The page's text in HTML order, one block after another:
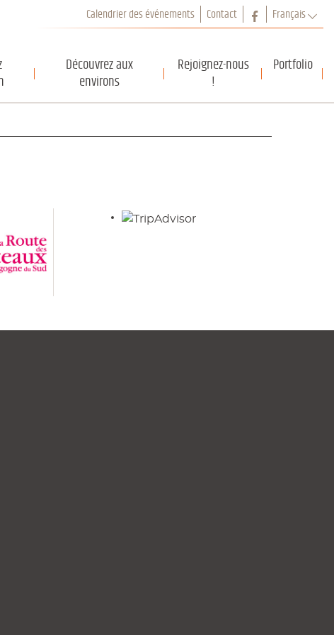
Découvrez aux
environs
Rejoignez-nous
!
Portfolio
Calendrier des événements Contact Facebook
Français
English